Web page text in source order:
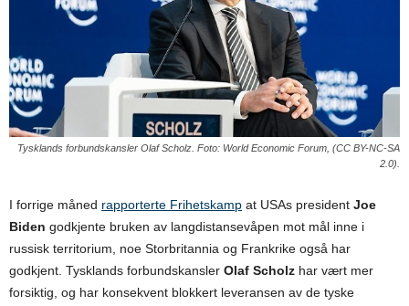
Tysklands forbundskansler Olaf Scholz. Foto: World Economic Forum, (CC BY-NC-SA
2.0).
I forrige måned rapporterte Frihetskamp at USAs president Joe
Biden godkjente bruken av langdistansevåpen mot mål inne i
russisk territorium, noe Storbritannia og Frankrike også har
godkjent. Tysklands forbundskansler Olaf Scholz har vært mer
forsiktig, og har konsekvent blokkert leveransen av de tyske